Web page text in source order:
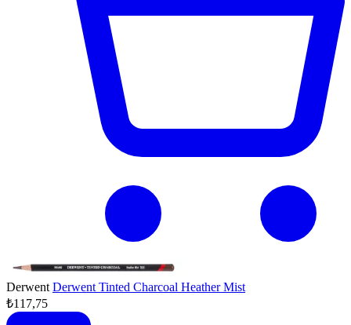
Derwent Derwent Tinted Charcoal Heather Mist
₺117,75